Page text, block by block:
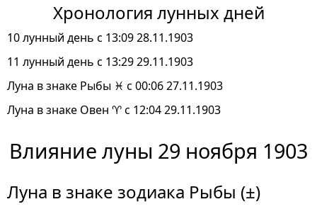
Хронология лунных дней
10 лунный день с 13:09 28.11.1903
11 лунный день с 13:29 29.11.1903
Луна в знаке Рыбы ♓ с 00:06 27.11.1903
Луна в знаке Овен ♈ с 12:04 29.11.1903
Влияние луны 29 ноября 1903
Луна в знаке зодиака Рыбы (±)